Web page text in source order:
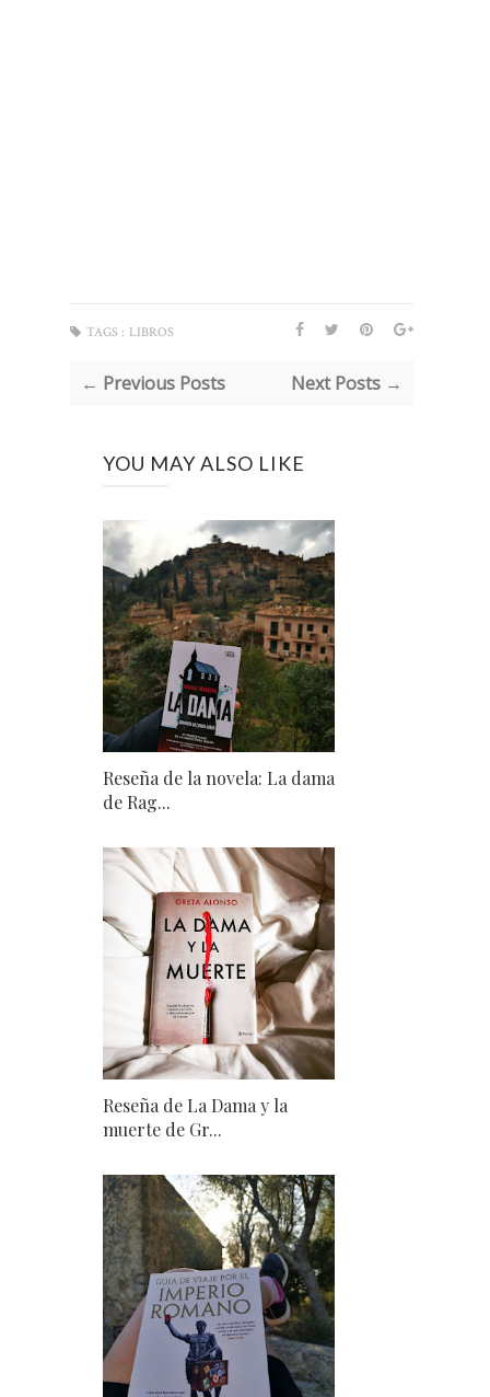
TAGS : LIBROS
← Previous Posts Next Posts →
YOU MAY ALSO LIKE
Reseña de la novela: La dama
de Rag...
Reseña de La Dama y la
muerte de Gr...